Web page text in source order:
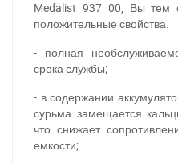
Medalist 937 00, Вы тем
положительные свойства:
- полная
срока службы;
- в содержании
сурьма замещается
что снижает
емкости;